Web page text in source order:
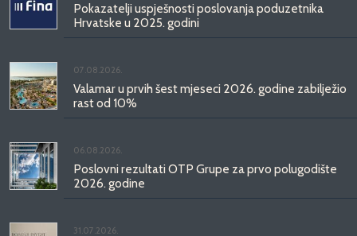
Pokazatelji uspješnosti poslovanja poduzetnika
Hrvatske u 2025. godini
07.08.2026.
Valamar u prvih šest mjeseci 2026. godine zabilježio
rast od 10%
06.08.2026.
Poslovni rezultati OTP Grupe za prvo polugodište
2026. godine
31.07.2026.